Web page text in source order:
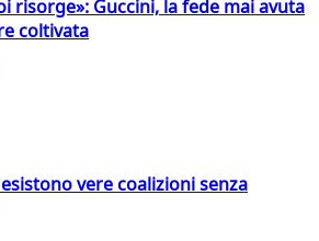
risorge»: Guccini, la fede mai avuta
coltivata
vere coalizioni senza